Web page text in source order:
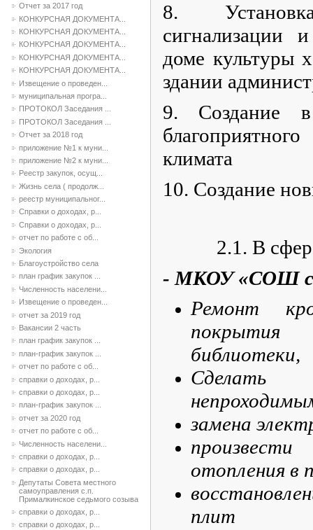
Отчет за 2017 год
КОНКУРСНАЯ ДОКУМЕНТА...
КОНКУРСНАЯ ДОКУМЕНТА...
КОНКУРСНАЯ ДОКУМЕНТА...
КОНКУРСНАЯ ДОКУМЕНТА...
КОНКУРСНАЯ ДОКУМЕНТА...
Извещение о проведен...
муниципальная програ...
ПРОТОКОЛ Заседания ...
ПРОТОКОЛ Заседания ...
Отчет за 2018 год
приложение №1 к муни...
приложение №2 к муни...
Реестр закупок, осущ...
Жизнь села ( продолж...
реестр муниципальног...
Справки о доходах, р...
Справки о доходах, р...
отчет по работе с об...
Экология
Благоустройство села
план график закупок ...
Численность населени...
Извещение о проведен...
отчет за 2019 год
Вакансии 2 часть
план график закупок ...
план-график закупок ...
отчет по работе с об...
справки о доходах, р...
справки о доходах, р...
план-график закупок ...
отчет за 2020 год
отчет по работе с об...
Численность населени...
справки о доходах, р...
справки о доходах, р...
Депутаты Совета местного
самоуправления с.п.
Прималкинское седьмого созыва
справки о доходах, р...
справки о доходах, р...
8.
сигнализации
доме культуры
здании
9. Создание в
климата
10. Создание
2.1. В сфере
- МКОУ «СОШ
Ремонт
библиотеки,
замена
отопления в
плит